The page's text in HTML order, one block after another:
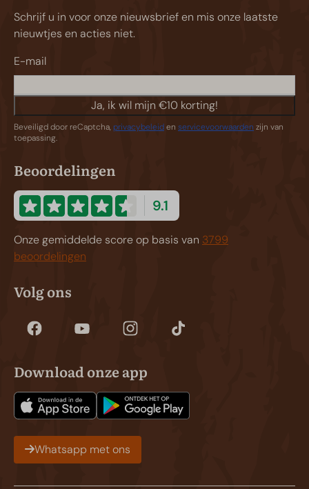
Schrijf u in voor onze nieuwsbrief en mis onze laatste
nieuwtjes en acties niet.
E-mail
Ja, ik wil mijn €10 korting!
Beveiligd door reCaptcha, privacybeleiden servicevoorwaarden zijn van
toepassing.
Beoordelingen
9.1
Onze gemiddelde score op basis van 3799
beoordelingen
Volg ons
Download onze app
Whatsapp met ons